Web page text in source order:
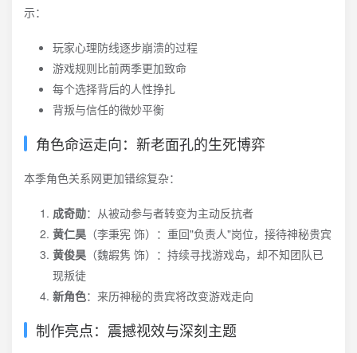
示：
玩家心理防线逐步崩溃的过程
游戏规则比前两季更加致命
每个选择背后的人性挣扎
背叛与信任的微妙平衡
角色命运走向：新老面孔的生死博弈
本季角色关系网更加错综复杂：
成奇勋：从被动参与者转变为主动反抗者
黄仁昊 （李秉宪 饰）：重回"负责人"岗位，接待神秘贵宾
黄俊昊 （魏嘏隽 饰）：持续寻找游戏岛，却不知团队已
现叛徒
新角色：来历神秘的贵宾将改变游戏走向
制作亮点：震撼视效与深刻主题